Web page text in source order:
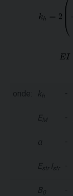
onde: kh -
E M -
α -
E str Istr -
B -